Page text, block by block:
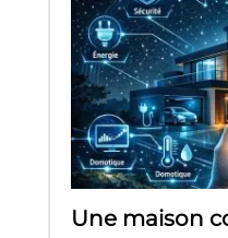
Une maison